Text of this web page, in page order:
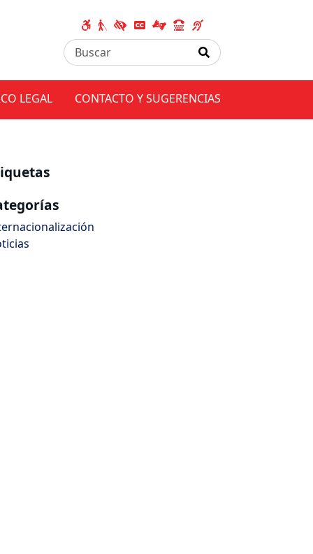
LEGAL CONTACTO Y SUGERENCIAS